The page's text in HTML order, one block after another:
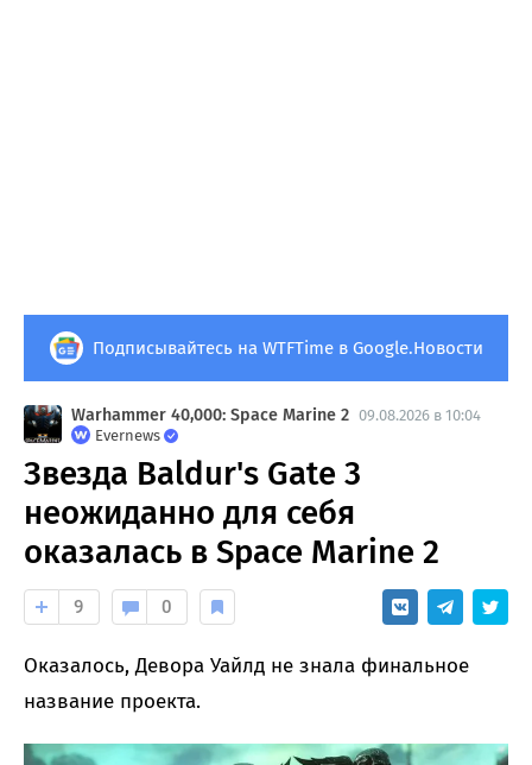
Подписывайтесь на WTFTime в Google.Новости
Warhammer 40,000: Space Marine 2 09.08.2026 в 10:04
Evernews
Звезда Baldur's Gate 3
неожиданно для себя
оказалась в Space Marine 2
9 0
Оказалось, Девора Уайлд не знала финальное
название проекта.